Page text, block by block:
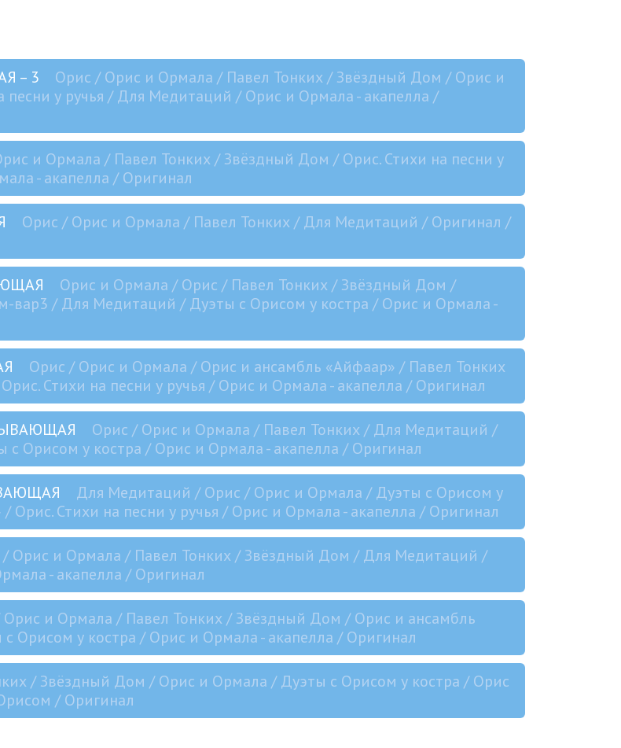
– 3
Орис / Орис и Ормала / Павел Тонких / Звёздный Дом / Орис и
песни у ручья / Для Медитаций / Орис и Ормала - акапелла /
и Ормала / Павел Тонких / Звёздный Дом / Орис. Стихи на песни у
- акапелла / Оригинал
Орис / Орис и Ормала / Павел Тонких / Для Медитаций / Оригинал /
Орис и Ормала / Орис / Павел Тонких / Звёздный Дом /
/ Для Медитаций / Дуэты с Орисом у костра / Орис и Ормала -
Орис / Орис и Ормала / Орис и ансамбль «Айфаар» / Павел Тонких
Стихи на песни у ручья / Орис и Ормала - акапелла / Оригинал
Орис / Орис и Ормала / Павел Тонких / Для Медитаций /
с Орисом у костра / Орис и Ормала - акапелла / Оригинал
Для Медитаций / Орис / Орис и Ормала / Дуэты с Орисом у
Орис. Стихи на песни у ручья / Орис и Ормала - акапелла / Оригинал
Орис и Ормала / Павел Тонких / Звёздный Дом / Для Медитаций /
- акапелла / Оригинал
и Ормала / Павел Тонких / Звёздный Дом / Орис и ансамбль
Орисом у костра / Орис и Ормала - акапелла / Оригинал
/ Звёздный Дом / Орис и Ормала / Дуэты с Орисом у костра / Орис
/ Оригинал